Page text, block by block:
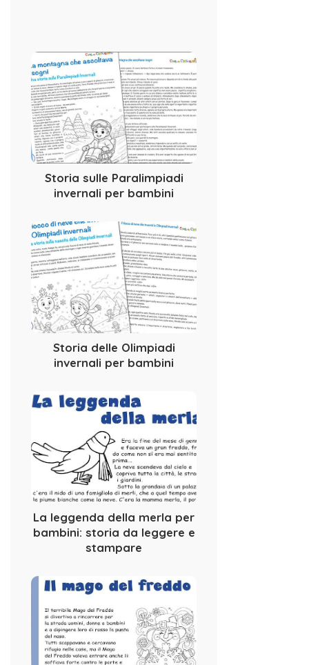
Storia sulle Paralimpiadi
invernali per bambini
Storia delle Olimpiadi
invernali per bambini
La leggenda della merla per
bambini: storia da leggere e
stampare